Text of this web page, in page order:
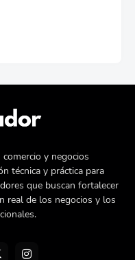
y negocios
técnica y práctica para
que buscan fortalecer
real de los negocios y los